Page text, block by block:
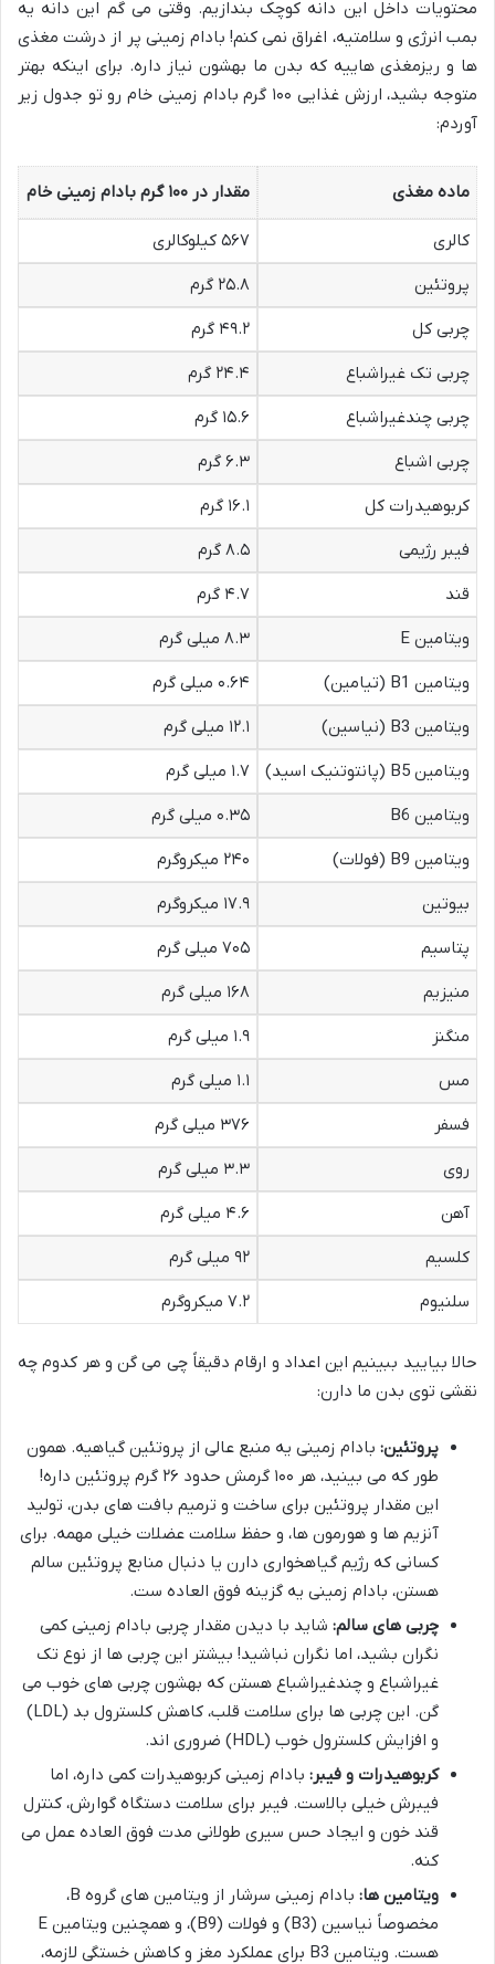
محتویات داخل این دانه کوچک بندازیم. وقتی می گم این دانه یه
بمب انرژی و سلامتیه، اغراق نمی کنم! بادام زمینی پر از درشت مغذی
ها و ریزمغذی هاییه که بدن ما بهشون نیاز داره. برای اینکه بهتر
متوجه بشید، ارزش غذایی ۱۰۰ گرم بادام زمینی خام رو تو جدول زیر
آوردم:
ماده مغذی مقدار در ۱۰۰ گرم بادام زمینی خام
کالری
۵۶۷ کیلوکالری
پروتئین
۲۵.۸ گرم
چربی کل
۴۹.۲ گرم
چربی تک غیراشباع
۲۴.۴ گرم
چربی چندغیراشباع
۱۵.۶ گرم
چربی اشباع
۶.۳ گرم
کربوهیدرات کل
۱۶.۱ گرم
فیبر رژیمی
۸.۵ گرم
قند
۴.۷ گرم
ویتامین E
۸.۳ میلی گرم
ویتامین B1 (تیامین)
۰.۶۴ میلی گرم
ویتامین B3 (نیاسین)
۱۲.۱ میلی گرم
ویتامین B5 (پانتوتنیک اسید)
۱.۷ میلی گرم
ویتامین B6
۰.۳۵ میلی گرم
ویتامین B9 (فولات)
۲۴۰ میکروگرم
بیوتین
۱۷.۹ میکروگرم
پتاسیم
۷۰۵ میلی گرم
منیزیم
۱۶۸ میلی گرم
منگنز
۱.۹ میلی گرم
مس
۱.۱ میلی گرم
فسفر
۳۷۶ میلی گرم
روی
۳.۳ میلی گرم
آهن
۴.۶ میلی گرم
کلسیم
۹۲ میلی گرم
سلنیوم
۷.۲ میکروگرم
حالا بیایید ببینیم این اعداد و ارقام دقیقاً چی می گن و هر کدوم چه
نقشی توی بدن ما دارن:
پروتئین: بادام زمینی یه منبع عالی از پروتئین گیاهیه. همون
طور که می بینید، هر ۱۰۰ گرمش حدود ۲۶ گرم پروتئین داره!
این مقدار پروتئین برای ساخت و ترمیم بافت های بدن، تولید
آنزیم ها و هورمون ها، و حفظ سلامت عضلات خیلی مهمه. برای
کسانی که رژیم گیاهخواری دارن یا دنبال منابع پروتئین سالم
هستن، بادام زمینی یه گزینه فوق العاده ست.
چربی های سالم: شاید با دیدن مقدار چربی بادام زمینی کمی
نگران بشید، اما نگران نباشید! بیشتر این چربی ها از نوع تک
غیراشباع و چندغیراشباع هستن که بهشون چربی های خوب می
گن. این چربی ها برای سلامت قلب، کاهش کلسترول بد (LDL)
و افزایش کلسترول خوب (HDL) ضروری اند.
کربوهیدرات و فیبر: بادام زمینی کربوهیدرات کمی داره، اما
فیبرش خیلی بالاست. فیبر برای سلامت دستگاه گوارش، کنترل
قند خون و ایجاد حس سیری طولانی مدت فوق العاده عمل می
کنه.
ویتامین ها:
بادام زمینی سرشار از ویتامین های گروه B،
مخصوصاً نیاسین (B3) و فولات (B9)، و همچنین ویتامین E
هست. ویتامین B3 برای عملکرد مغز و کاهش خستگی لازمه،